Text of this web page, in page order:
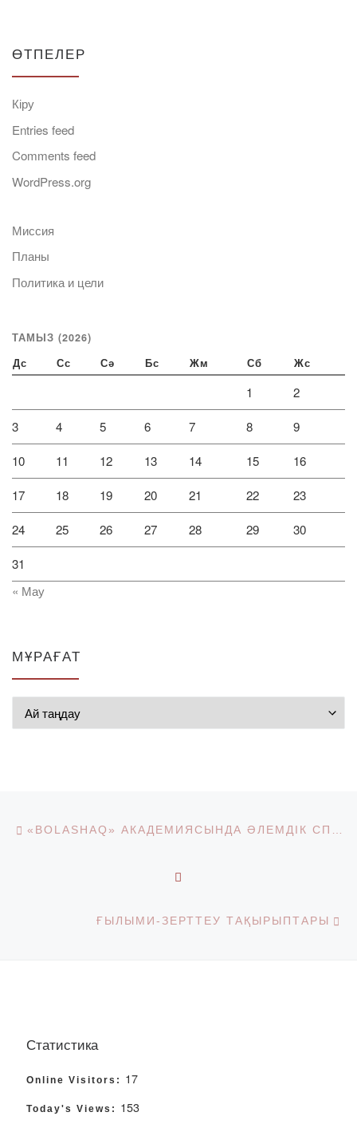
ӨТПЕЛЕР
Кіру
Entries feed
Comments feed
WordPress.org
Миссия
Планы
Политика и цели
ТАМЫЗ (2026)
Дс Сс Сә Бс Жм Сб Жс
1 2
3 4 5 6 7 8 9
10 11 12 13 14 15 16
17 18 19 20 21 22 23
24 25 26 27 28 29 30
31
« Мау
МҰРАҒАТ
Post navigation «BOLASHAQ» АКАДЕМИЯСЫНДА ӘЛЕМДІК СПОРТ ЖҰЛДЫЗЫ МАРИО КИНДЕЛАНМЕН КЕЗДЕСУ ӨТТІ
ҒЫЛЫМИ-ЗЕРТТЕУ ТАҚЫРЫПТАРЫ
Статистика
Online Visitors: 17
Today's Views: 153